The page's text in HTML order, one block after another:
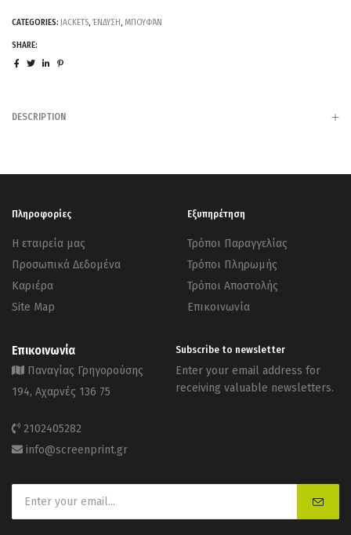
CATEGORIES: JACKETS, ΈΝΔΥΣΗ, ΜΠΟΥΦΆΝ
SHARE:
DESCRIPTION
Πληροφορίες
Η εταιρεία μας
Προσωπικά Δεδομένα
Καριέρα
Site Map
Εξυπηρέτηση
Τρόποι Παραγγελίας
Τρόποι Πληρωμής
Τρόποι Αποστολής
Επικοινωνία
Επικοινωνία
Παναγίας Γρηγορούσης
194, Αχαρνές 136 75
2102405282
info@screenprint.gr
Subscribe to newsletter
Enter your email address for
receiving valuable newsletters.